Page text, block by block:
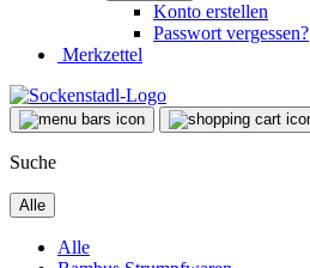
Konto erstellen
Passwort vergessen?
Merkzettel
Suche
Alle
Alle